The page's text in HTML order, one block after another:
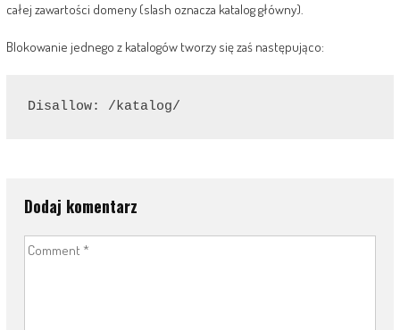
całej zawartości domeny (slash oznacza katalog główny).
Blokowanie jednego z katalogów tworzy się zaś następująco:
Disallow: /katalog/
Dodaj komentarz